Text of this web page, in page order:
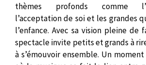
thèmes profonds comme
l’acceptation de soi et les grandes
l’enfance. Avec sa vision pleine de
spectacle invite petits et grands à
à s’émouvoir ensemble. Un